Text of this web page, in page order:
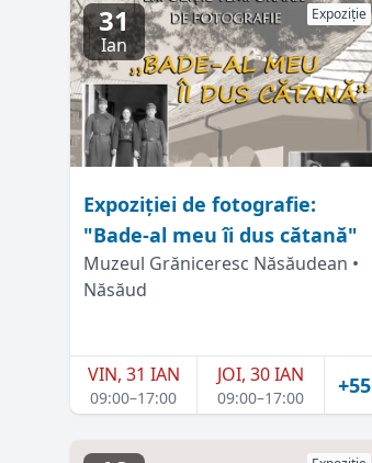
31
Ian
Expoziție
Expoziţiei de fotografie:
"Bade-al meu îi dus cătană"
Muzeul Grăniceresc Năsăudean •
Năsăud
VIN, 31 IAN
09:00–17:00
JOI, 30 IAN
09:00–17:00 +55